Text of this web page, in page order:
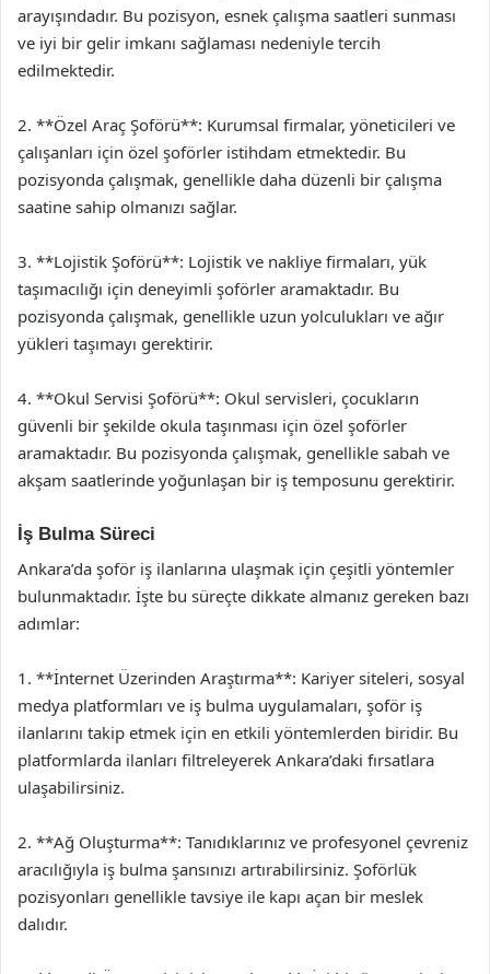
arayışındadır. Bu pozisyon, esnek çalışma saatleri sunması
ve iyi bir gelir imkanı sağlaması nedeniyle tercih
edilmektedir.
2. **Özel Araç Şoförü**: Kurumsal firmalar, yöneticileri ve
çalışanları için özel şoförler istihdam etmektedir. Bu
pozisyonda çalışmak, genellikle daha düzenli bir çalışma
saatine sahip olmanızı sağlar.
3. **Lojistik Şoförü**: Lojistik ve nakliye firmaları, yük
taşımacılığı için deneyimli şoförler aramaktadır. Bu
pozisyonda çalışmak, genellikle uzun yolculukları ve ağır
yükleri taşımayı gerektirir.
4. **Okul Servisi Şoförü**: Okul servisleri, çocukların
güvenli bir şekilde okula taşınması için özel şoförler
aramaktadır. Bu pozisyonda çalışmak, genellikle sabah ve
akşam saatlerinde yoğunlaşan bir iş temposunu gerektirir.
İş Bulma Süreci
Ankara’da şoför iş ilanlarına ulaşmak için çeşitli yöntemler
bulunmaktadır. İşte bu süreçte dikkate almanız gereken bazı
adımlar:
1. **İnternet Üzerinden Araştırma**: Kariyer siteleri, sosyal
medya platformları ve iş bulma uygulamaları, şoför iş
ilanlarını takip etmek için en etkili yöntemlerden biridir. Bu
platformlarda ilanları filtreleyerek Ankara’daki fırsatlara
ulaşabilirsiniz.
2. **Ağ Oluşturma**: Tanıdıklarınız ve profesyonel çevreniz
aracılığıyla iş bulma şansınızı artırabilirsiniz. Şoförlük
pozisyonları genellikle tavsiye ile kapı açan bir meslek
dalıdır.